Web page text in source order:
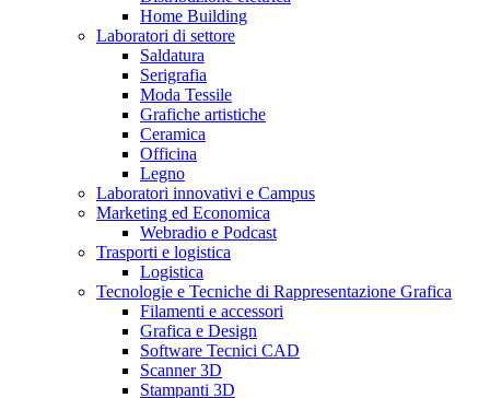
Home Building
Laboratori di settore
Saldatura
Serigrafia
Moda Tessile
Grafiche artistiche
Ceramica
Officina
Legno
Laboratori innovativi e Campus
Marketing ed Economica
Webradio e Podcast
Trasporti e logistica
Logistica
Tecnologie e Tecniche di Rappresentazione Grafica
Filamenti e accessori
Grafica e Design
Software Tecnici CAD
Scanner 3D
Stampanti 3D